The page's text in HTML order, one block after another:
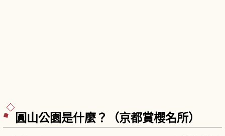
圓山公園是什麼？（京都賞櫻名所）